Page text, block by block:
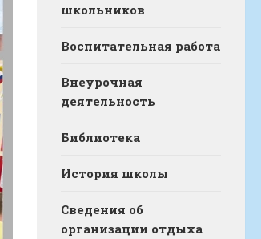
школьников
Воспитательная работа
Внеурочная
деятельность
Библиотека
История школы
Сведения об
организации отдыха